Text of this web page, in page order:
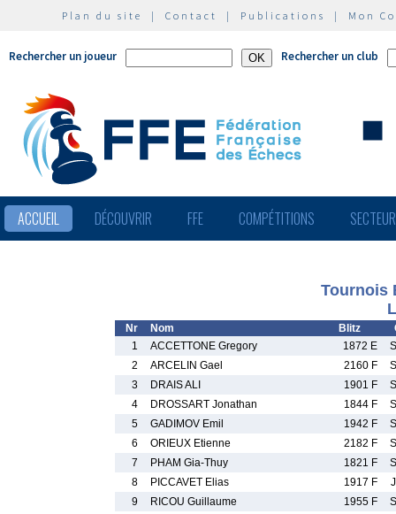
Plan du site | Contact | Publications | Mon
Rechercher un joueur Rechercher un club
ACCUEIL DÉCOUVRIR FFE COMPÉTITIONS
Tournois
Nr Nom Blitz
1
ACCETTONE Gregory 1872 E
2
ARCELIN Gael 2160 F
3
DRAIS ALI 1901 F
4
DROSSART Jonathan 1844 F
5
GADIMOV Emil 1942 F
6
ORIEUX Etienne 2182 F
7
PHAM Gia-Thuy 1821 F
8
PICCAVET Elias 1917 F
9
RICOU Guillaume 1955 F